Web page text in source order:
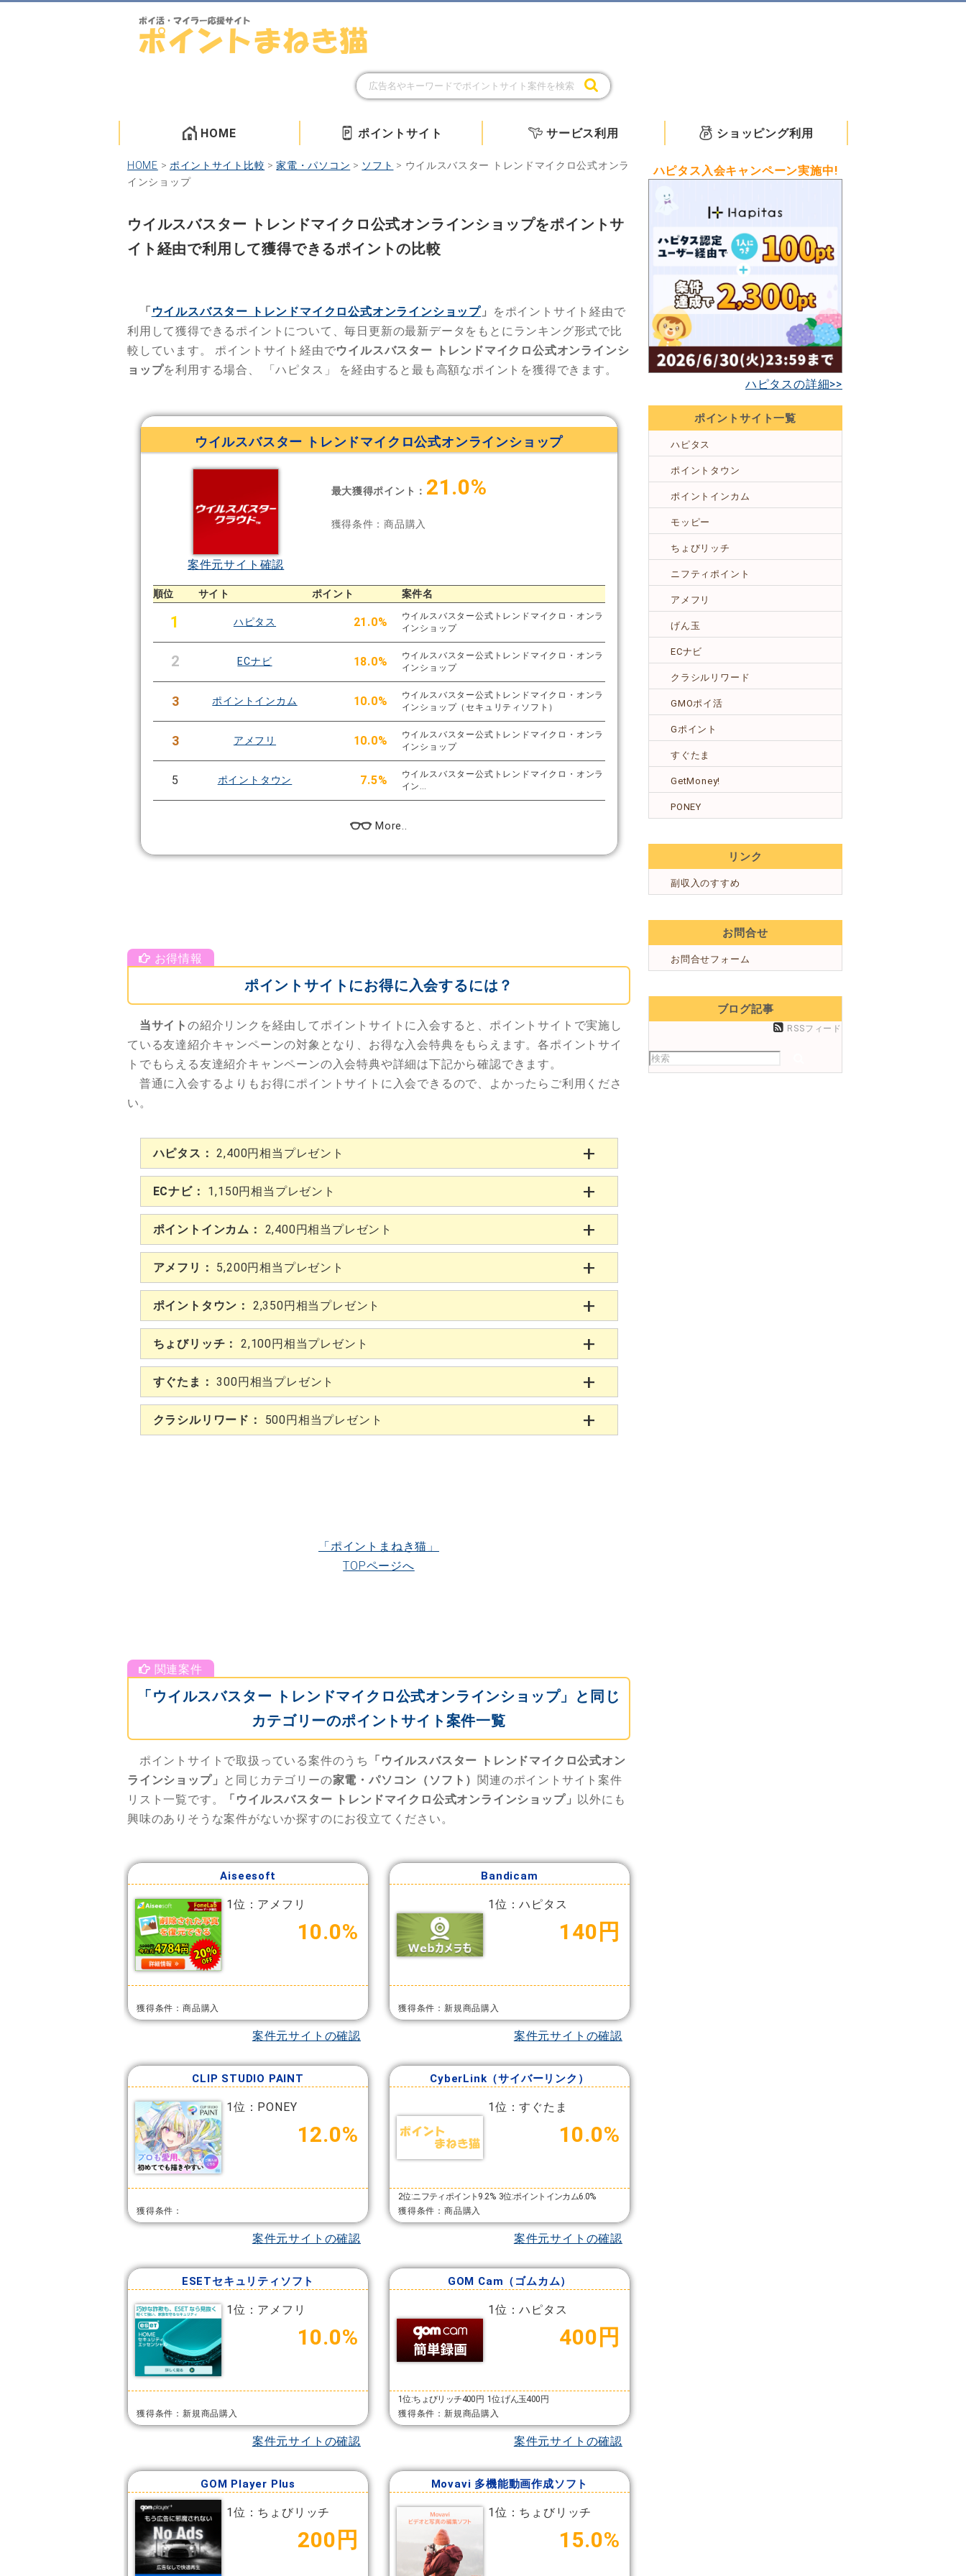
HOME ポイントサイト サービス利用 ショッピング利用
HOME > ポイントサイト比較 >家電・パソコン > ソフト > ウイルスバスター トレンドマイクロ公式オンラ
インショップ
ウイルスバスター トレンドマイクロ公式オンラインショップをポイントサ
イト経由で利用して獲得できるポイントの比較
「 ウイルスバスター トレンドマイクロ公式オンラインショップ 」
をポイントサイト経由で
利用して獲得できるポイントについて、毎日更新の最新データをもとにランキング形式で比
較しています。 ポイントサイト経由でウイルスバスター トレンドマイクロ公式オンラインシ
ョップを利用する場合、 「ハピタス」 を経由すると最も高額なポイントを獲得できます。
ウイルスバスター トレンドマイクロ公式オンラインショップ
案件元サイト確認
最大獲得ポイント： 21.0%
獲得条件：商品購入
順位 サイト ポイント 案件名
1 ハピタス 21.0%
ウイルスバスター公式トレンドマイクロ・オンラ
インショップ
2 ECナビ 18.0%
ウイルスバスター公式トレンドマイクロ・オンラ
インショップ
3 ポイントインカム 10.0%
ウイルスバスター公式トレンドマイクロ・オンラ
インショップ（セキュリティソフト）
3 アメフリ 10.0%
ウイルスバスター公式トレンドマイクロ・オンラ
インショップ
5 ポイントタウン 7.5%
ウイルスバスター公式トレンドマイクロ・オンラ
イン…
More..
ポイントサイトにお得に入会するには？
当サイトの紹介リンクを経由してポイントサイトに入会すると、ポイントサイトで実施し
ている友達紹介キャンペーンの対象となり、お得な入会特典をもらえます。各ポイントサイ
トでもらえる友達紹介キャンペーンの入会特典や詳細は下記から確認できます。
普通に入会するよりもお得にポイントサイトに入会できるので、よかったらご利用くださ
い。
ハピタス： 2,400円相当プレゼント
ECナビ： 1,150円相当プレゼント
ポイントインカム： 2,400円相当プレゼント
アメフリ： 5,200円相当プレゼント
ポイントタウン： 2,350円相当プレゼント
ちょびリッチ： 2,100円相当プレゼント
すぐたま： 300円相当プレゼント
クラシルリワード： 500円相当プレゼント
「ポイントまねき猫」
TOPページへ
「ウイルスバスター トレンドマイクロ公式オンラインショップ」と同じ
カテゴリーのポイントサイト案件一覧
ポイントサイトで取扱っている案件のうち
「ウイルスバスター トレンドマイクロ公式オン
ラインショップ」
と同じカテゴリーの家電・パソコン（ソフト） 関連のポイントサイト案件
リスト一覧です。
「ウイルスバスター トレンドマイクロ公式オンラインショップ」 以外にも
興味のありそうな案件がないか探すのにお役立てください。
Aiseesoft
1位：アメフリ
10.0%
獲得条件：商品購入
案件元サイトの確認
Bandicam
1位：ハピタス
140円
獲得条件：新規商品購入
案件元サイトの確認
CLIP STUDIO PAINT
1位：PONEY
12.0%
獲得条件：
案件元サイトの確認
CyberLink（サイバーリンク）
1位：すぐたま
10.0%
2位:ニフティポイント9.2% 3位:ポイントインカム6.0%
獲得条件：商品購入
案件元サイトの確認
ESETセキュリティソフト
1位：アメフリ
10.0%
獲得条件：新規商品購入
案件元サイトの確認
GOM Cam（ゴムカム）
1位：ハピタス
400円
1位:ちょびリッチ400円 1位:げん玉400円
獲得条件：新規商品購入
案件元サイトの確認
GOM Player Plus
1位：ちょびリッチ
200円
Movavi 多機能動画作成ソフト
1位：ちょびリッチ
15.0%
ハピタス入会キャンペーン実施中!
ハピタスの詳細>>
ポイントサイト一覧
ハピタス
ポイントタウン
ポイントインカム
モッピー
ちょびリッチ
ニフティポイント
アメフリ
げん玉
ECナビ
クラシルリワード
GMOポイ活
Gポイント
すぐたま
GetMoney!
PONEY
リンク
副収入のすすめ
お問合せ
お問合せフォーム
ブログ記事
RSSフィード